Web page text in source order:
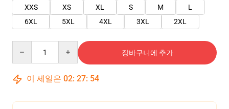
XXS
XS XL S M
L
6XL
5XL 4XL 3XL 2XL
장바구니에 추가
이 세일은 02: 27: 54